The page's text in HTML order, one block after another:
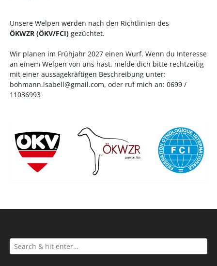
Unsere Welpen werden nach den Richtlinien des
ÖKWZR (ÖKV/FCI) gezüchtet.
Wir planen im Frühjahr 2027 einen Wurf. Wenn du Interesse
an einem Welpen von uns hast, melde dich bitte rechtzeitig
mit einer aussagekräftigen Beschreibung unter:
bohmann.isabell@gmail.com, oder ruf mich an: 0699 /
11036993